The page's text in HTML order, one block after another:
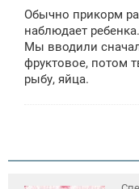
Обычно прикорм
наблюдает
Мы вводили
фруктовое, потом
рыбу, яйца.